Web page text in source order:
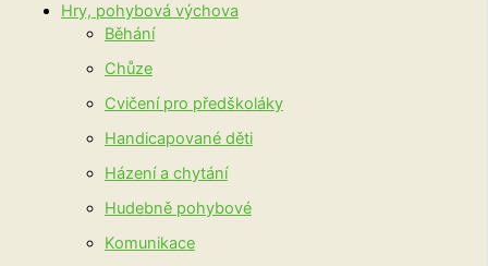
Hry, pohybová výchova
Běhání
Chůze
Cvičení pro předškoláky
Handicapované děti
Házení a chytání
Hudebně pohybové
Komunikace